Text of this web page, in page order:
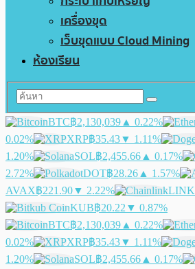
เครื่องขุด
เว็บขุดแบบ Cloud Mining
ห้องเรียน
BTC฿2,130,039 ▲ 0.22%
0.02%
XRP฿35.43▼ 1.11%
1.20%
SOL฿2,455.66 ▲ 0.17%
2.72%
DOT฿28.26 ▲ 1.57%
AVAX฿221.90▼ 2.22% LINK
KUB฿20.22 ▼ 0.87%
BTC฿2,130,039 ▲ 0.22%
0.02%
XRP฿35.43▼ 1.11%
1.20%
SOL฿2,455.66 ▲ 0.17%